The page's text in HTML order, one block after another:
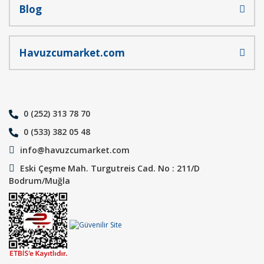
Blog
Havuzcumarket.com
0 (252) 313 78 70
0 (533) 382 05 48
info@havuzcumarket.com
Eski Çeşme Mah. Turgutreis Cad. No : 211/D
Bodrum/Muğla